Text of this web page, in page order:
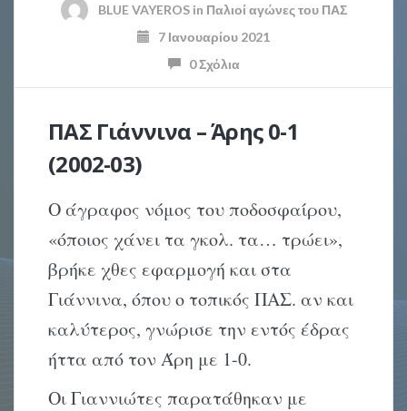
BLUE VAYEROSin Παλιοί αγώνες του ΠΑΣ
7 Ιανουαρίου 2021
0 Σχόλια
ΠΑΣ Γιάννινα – Άρης 0-1
(2002-03)
Ο άγραφος νόμος του ποδοσφαίρου,
«όποιος χάνει τα γκολ. τα… τρώει»,
βρήκε χθες εφαρμογή και στα
Γιάννινα, όπου ο τοπικός ΠΑΣ. αν και
καλύτερος, γνώρισε την εντός έδρας
ήττα από τον Άρη με 1-0.
Οι Γιαννιώτες παρατάθηκαν με